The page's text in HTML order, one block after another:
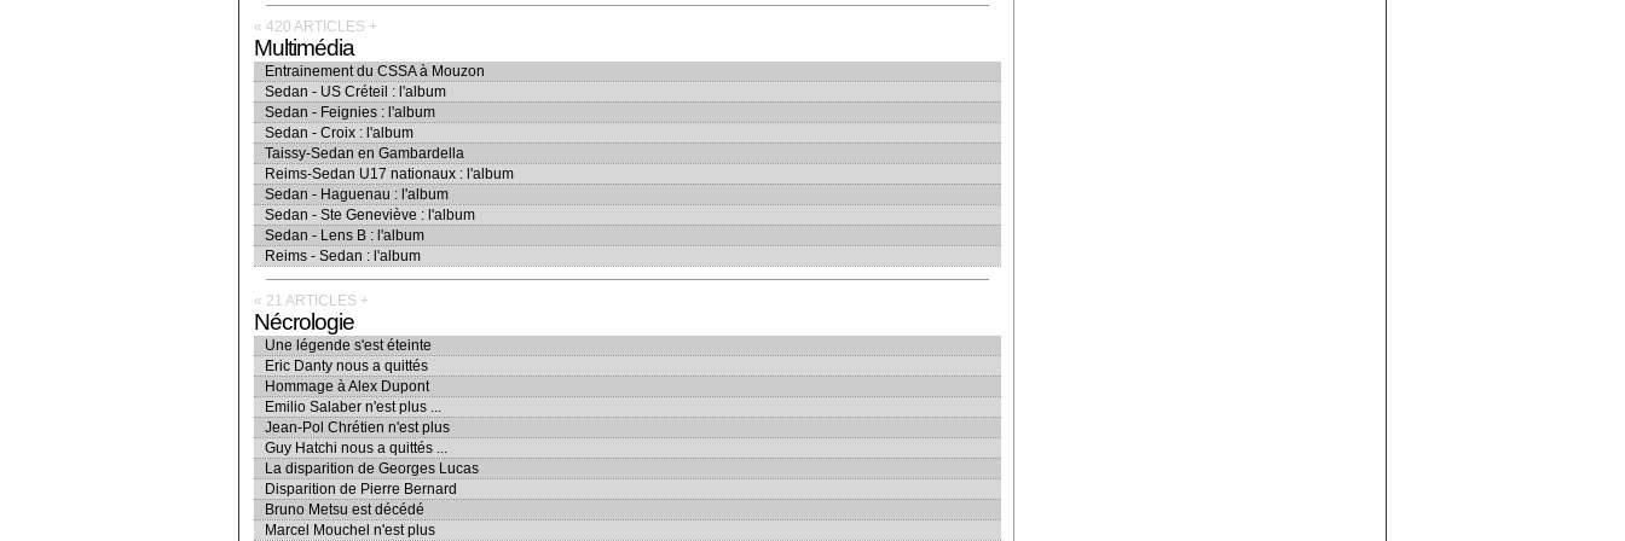
« 420 ARTICLES +
Multimédia
Entrainement du CSSA à Mouzon
Sedan - US Créteil : l'album
Sedan - Feignies : l'album
Sedan - Croix : l'album
Taissy-Sedan en Gambardella
Reims-Sedan U17 nationaux : l'album
Sedan - Haguenau : l'album
Sedan - Ste Geneviève : l'album
Sedan - Lens B : l'album
Reims - Sedan : l'album
« 21 ARTICLES +
Nécrologie
Une légende s'est éteinte
Eric Danty nous a quittés
Hommage à Alex Dupont
Emilio Salaber n'est plus ...
Jean-Pol Chrétien n'est plus
Guy Hatchi nous a quittés ...
La disparition de Georges Lucas
Disparition de Pierre Bernard
Bruno Metsu est décédé
Marcel Mouchel n'est plus